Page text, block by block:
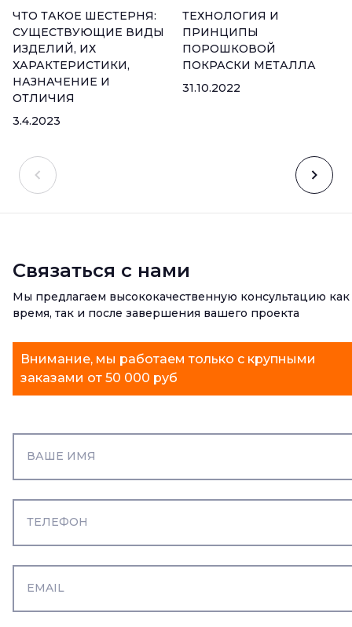
ЧТО ТАКОЕ ШЕСТЕРНЯ:
СУЩЕСТВУЮЩИЕ ВИДЫ
ИЗДЕЛИЙ, ИХ
ХАРАКТЕРИСТИКИ,
НАЗНАЧЕНИЕ И
ОТЛИЧИЯ
3.4.2023
ТЕХНОЛОГИЯ И
ПРИНЦИПЫ
ПОРОШКОВОЙ
ПОКРАСКИ МЕТАЛЛА
31.10.2022
Связаться с нами
Мы предлагаем высококачественную консультацию как
время, так и после завершения вашего проекта
Внимание, мы работаем только с крупными
заказами от 50 000 руб